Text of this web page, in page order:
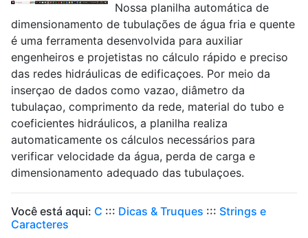
Nossa planilha automática de
dimensionamento de tubulações de água fria e quente
é uma ferramenta desenvolvida para auxiliar
engenheiros e projetistas no cálculo rápido e preciso
das redes hidráulicas de edificaçoes. Por meio da
inserçao de dados como vazao, diâmetro da
tubulaçao, comprimento da rede, material do tubo e
coeficientes hidráulicos, a planilha realiza
automaticamente os cálculos necessários para
verificar velocidade da água, perda de carga e
dimensionamento adequado das tubulaçoes.
Você está aqui: C ::: Dicas & Truques ::: Strings e
Caracteres